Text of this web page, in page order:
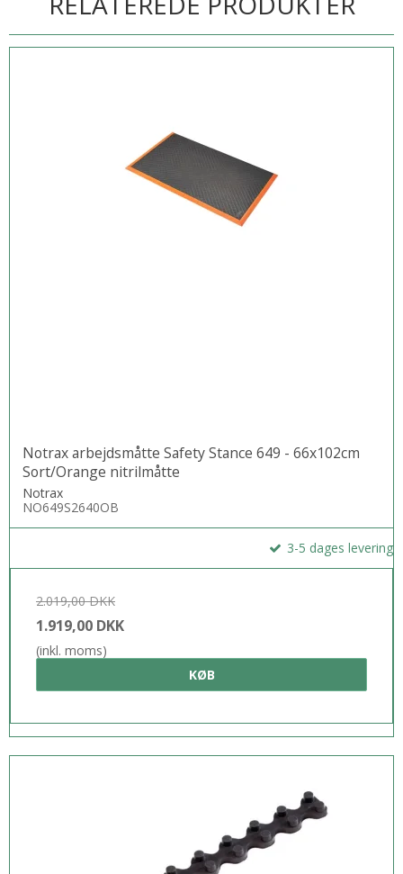
Notrax arbejdsmåtte Safety Stance 649 - 66x102cm
Sort/Orange nitrilmåtte
Notrax
NO649S2640OB
3-5 dages levering
2.019,00 DKK
1.919,00 DKK
(inkl. moms)
KØB